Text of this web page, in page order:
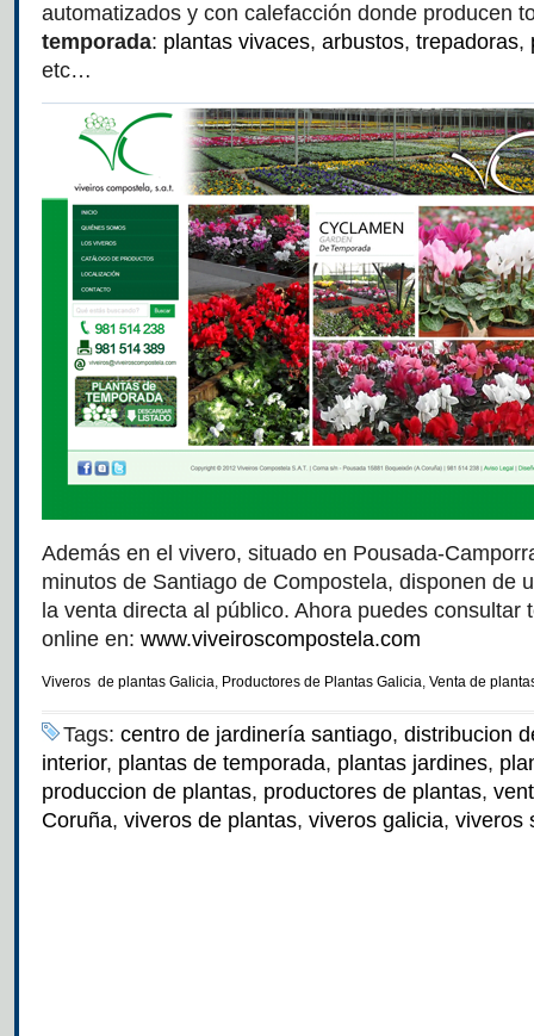
automatizados y con calefacción donde producen
temporada: plantas vivaces, arbustos, trepadoras,
etc…
Además en el vivero, situado en Pousada-
minutos de Santiago de Compostela, disponen de
la venta directa al público. Ahora puedes consultar
online en: www.viveiroscompostela.com
Viveros de plantas Galicia, Productores de Plantas Galicia, Venta de
Tags: centro de jardinería santiago, distribucion
interior, plantas de temporada, plantas jardines,
produccion de plantas, productores de plantas,
Coruña, viveros de plantas, viveros galicia, viveros